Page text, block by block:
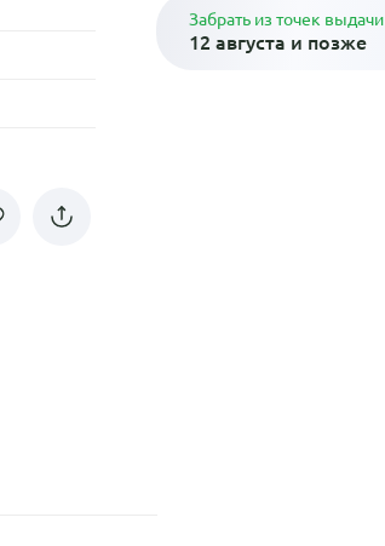
Забрать из точек выдачи
12 августа и позже